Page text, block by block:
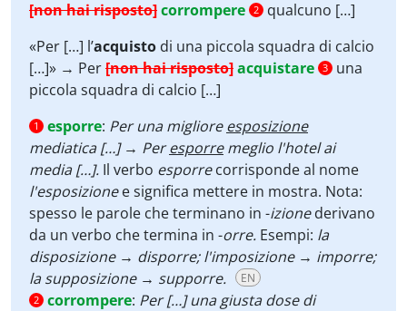
[non hai risposto]corrompere 2
qualcuno […]
«Per […] l’acquisto di una piccola squadra di calcio
[…]» → Per[non hai risposto]acquistare 3
una
piccola squadra di calcio […]
1 esporre: Per una miglioreesposizione
mediatica […] → Peresporremeglio l'hotel ai
media […]. Il verbo esporrecorrisponde al nome
l'esposizionee significa mettere in mostra. Nota:
spesso le parole che terminano in -izionederivano
da un verbo che termina in -orre. Esempi: la
disposizione → disporre; l'imposizione → imporre;
la supposizione → supporre.
EN
2 corrompere: Per […] una giusta dose di